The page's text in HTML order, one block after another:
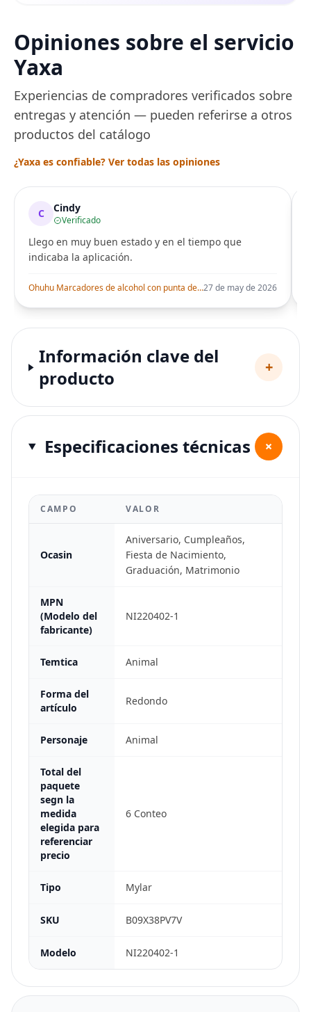
Opiniones sobre el servicio
Yaxa
Experiencias de compradores verificados sobre
entregas y atención — pueden referirse a otros
productos del catálogo
¿Yaxa es confiable? Ver todas las opiniones
C Cindy
Verificado
Llego en muy buen estado y en el tiempo que
indicaba la aplicación.
Ohuhu Marcadores de alcohol con punta de pincel – Juego de marcadores artísticos de doble punta con certificación AP para artistas adultos27 de may de 2026
Información clave del
producto
+
Especificaciones técnicas +
CAMPO VALOR
Ocasin
Aniversario, Cumpleaños,
Fiesta de Nacimiento,
Graduación, Matrimonio
MPN
(Modelo del
fabricante)
NI220402-1
Temtica Animal
Forma del
artículo
Redondo
Personaje Animal
Total del
paquete
segn la
medida
elegida para
referenciar
precio
6 Conteo
Tipo Mylar
SKU B09X38PV7V
Modelo NI220402-1